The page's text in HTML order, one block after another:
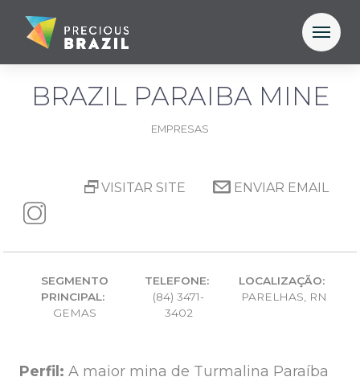
BRAZIL PARAIBA MINE
EMPRESAS
VISITAR SITE ENVIAR EMAIL
SEGMENTO
PRINCIPAL:
GEMAS
TELEFONE:
(84) 3471-
3402
LOCALIZAÇÃO:
PARELHAS, RN
Perfil: A maior mina de Turmalina Paraíba